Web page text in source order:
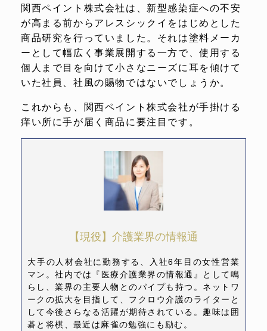
関西ペイント株式会社は、新型感染症への不安
が高まる前からアレスシックイをはじめとした
商品研究を行っていました。それは塗料メーカ
ーとして幅広く事業展開する一方で、使用する
個人まで目を向けて小さなニーズに耳を傾けて
いた社員、社風の賜物ではないでしょうか。
これからも、関西ペイント株式会社が手掛ける
痒い所に手が届く商品に要注目です。
【現役】介護業界の情報通
大手の人材会社に勤務する、入社6年目の女性営業
マン。社内では『医療介護業界の情報通』として鳴
らし、業界の主要人物とのパイプも持つ。ネットワ
ークの拡大を目指して、フクロウ介護のライターと
して今後さらなる活躍が期待されている。趣味は囲
碁と将棋、最近は麻雀の勉強にも励む。